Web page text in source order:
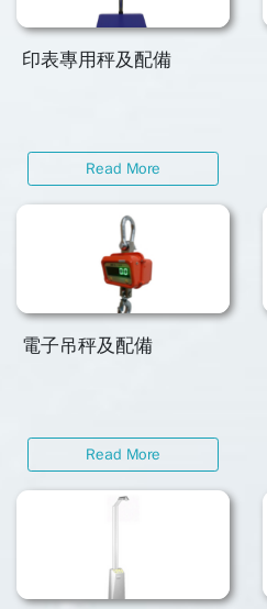
印表專用秤及配備
Read More
電子吊秤及配備
Read More